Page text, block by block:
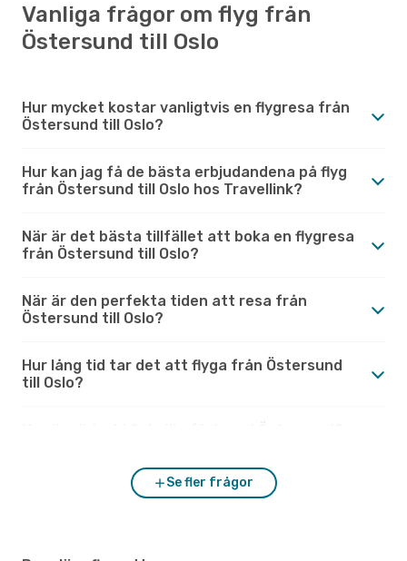
Vanliga frågor om flyg från
Östersund till Oslo
Hur mycket kostar vanligtvis en flygresa från
Östersund till Oslo?
Hur kan jag få de bästa erbjudandena på flyg
från Östersund till Oslo hos Travellink?
När är det bästa tillfället att boka en flygresa
från Östersund till Oslo?
När är den perfekta tiden att resa från
Östersund till Oslo?
Hur lång tid tar det att flyga från Östersund
till Oslo?
Se fler frågor